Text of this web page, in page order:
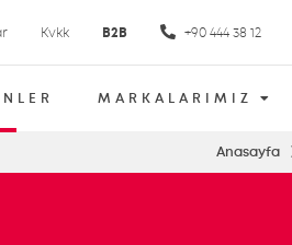
Kvkk B2B +90 444 38 12
MARKALARIMIZ
Anasayfa